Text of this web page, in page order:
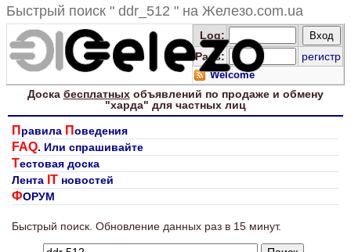
Быстрый поиск " ddr_512 " на Железо.com.ua
Log:
Pass:
регистр
Welcome
Доска бесплатныхобъявлений по продаже и обмену
"харда" для частных лиц
П равила Поведения
FAQ. Или спрашивайте
Тестовая доска
Лента IT новостей
ФОРУМ
Ищем "ddr 512"
Быстрый поиск. Обновление данных раз в 15 минут.